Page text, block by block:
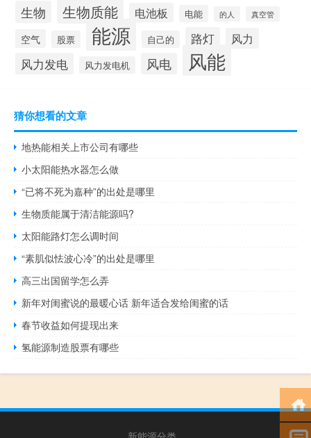
生物
生物质能 电池板 电能 的人 真空管
空气 股票 能源 自己的 路灯 风力
风力发电 风力发电机 风电 风能
猜你想看的文章
地热能相关上市公司有哪些
小太阳能热水器怎么做
“已将不死为嘉种”的出处是哪里
生物质能属于清洁能源吗?
太阳能路灯怎么调时间
“素肌似怯波心冷”的出处是哪里
高三出国留学怎么弄
新年对闺蜜说的最暖心话 新年适合发给闺蜜的话
春节收益如何提现出来
氢能源制造股票有哪些